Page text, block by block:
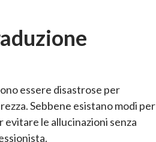
essere disastrose per
Sebbene esistano modi per
le allucinazioni senza